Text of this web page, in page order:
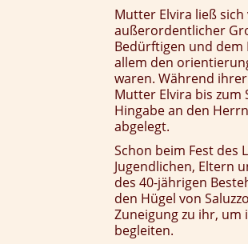
Mutter Elvira ließ
außerordentlicher
Bedürftigen und dem
allem den
waren. Während
Mutter Elvira bis zum
Hingabe an den
abgelegt.
Schon beim Fest des
Jugendlichen, Eltern
des 40-jährigen
den Hügel von
Zuneigung zu ihr, um
begleiten.